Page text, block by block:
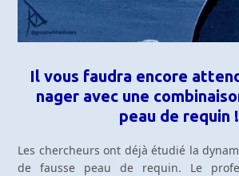
Il vous faudra encore
nager avec une
peau de requin !
Les chercheurs ont déjà étudié la
de fausse peau de requin. Le